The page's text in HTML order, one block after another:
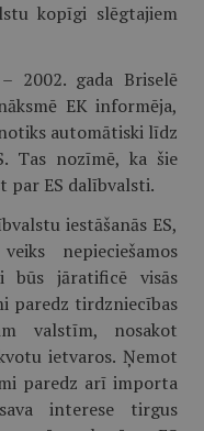
kopīgi slēgtajiem
2002. gada Briselē
EK informēja,
automātiski līdz
Tas nozīmē, ka šie
par ES dalībvalsti.
iestāšanās ES,
nepieciešamos
būs jāratificē visās
paredz tirdzniecības
valstīm, nosakot
ietvaros. Ņemot
paredz arī importa
interese tirgus